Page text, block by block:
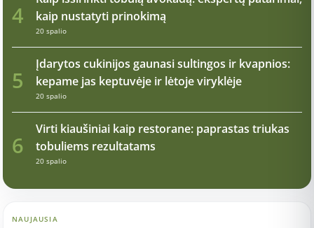
4
kaip nustatyti prinokimą
20 spalio
5
Įdarytos cukinijos gaunasi sultingos ir kvapnios:
kepame jas keptuvėje ir lėtoje viryklėje
20 spalio
6
Virti kiaušiniai kaip restorane: paprastas triukas
tobuliems rezultatams
20 spalio
NAUJAUSIA